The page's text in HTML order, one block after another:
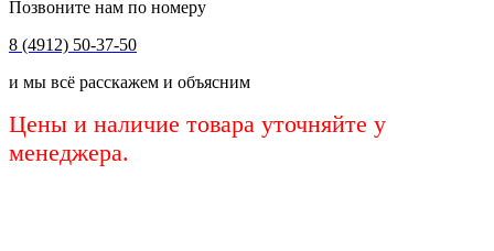
Позвоните нам по номеру
8 (4912) 50-37-50
и мы всё расскажем и объясним
Цены и наличие товара уточняйте у
менеджера.